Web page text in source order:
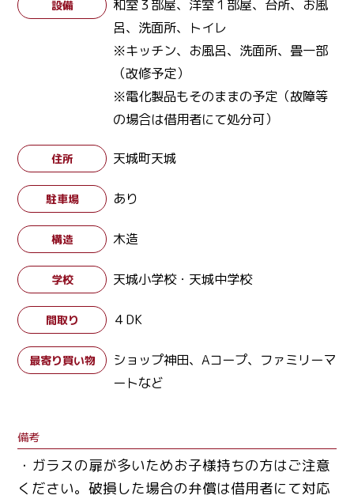
設備
和室３部屋、洋室１部屋、台所、お風
呂、洗面所、トイレ
※キッチン、お風呂、洗面所、畳一部
（改修予定）
※電化製品もそのままの予定（故障等
の場合は借用者にて処分可）
住所 天城町天城
駐車場 あり
構造 木造
学校 天城小学校・天城中学校
間取り ４DK
最寄り買い物
ショップ神田、Aコープ、ファミリーマ
ートなど
備考
・ガラスの扉が多いためお子様持ちの方はご注意
ください。破損した場合の弁償は借用者にて対応